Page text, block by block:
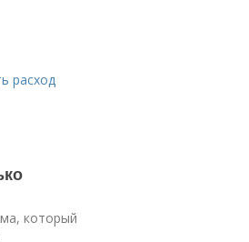
расход
который